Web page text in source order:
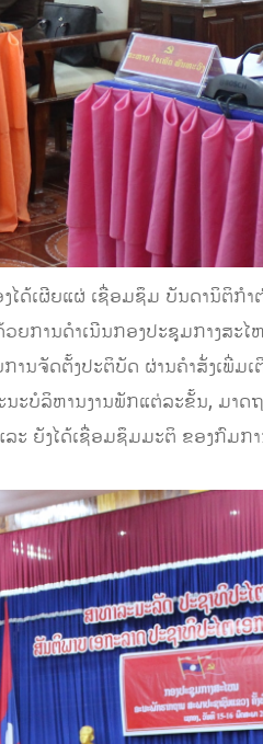
ຜີຍແຜ່ ເຊື່ອມຊຶມ ບັນດານິຕິກໍາຕ່
ການດໍາເນີນກອງປະຊຸມກາງສະ
ນຈັດຕັ້ງປະຕິບັດ ຜ່ານຄໍາສັ່ງເພີ່ມ
ະບໍລິຫານງານພັກແຕ່ລະຂັ້ນ, ມາດ
ຍັງໄດ້ເຊື່ອມຊຶມມະຕິ ຂອງກົມກ